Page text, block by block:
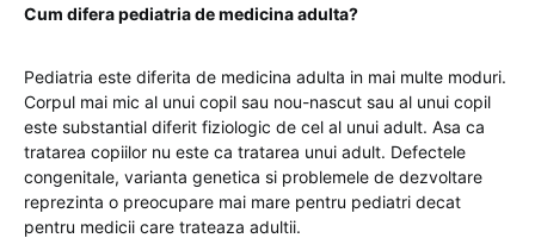
Cum difera pediatria de medicina adulta?
Pediatria este diferita de medicina adulta in mai multe moduri.
Corpul mai mic al unui copil sau nou-nascut sau al unui copil
este substantial diferit fiziologic de cel al unui adult. Asa ca
tratarea copiilor nu este ca tratarea unui adult. Defectele
congenitale, varianta genetica si problemele de dezvoltare
reprezinta o preocupare mai mare pentru pediatri decat
pentru medicii care trateaza adultii.